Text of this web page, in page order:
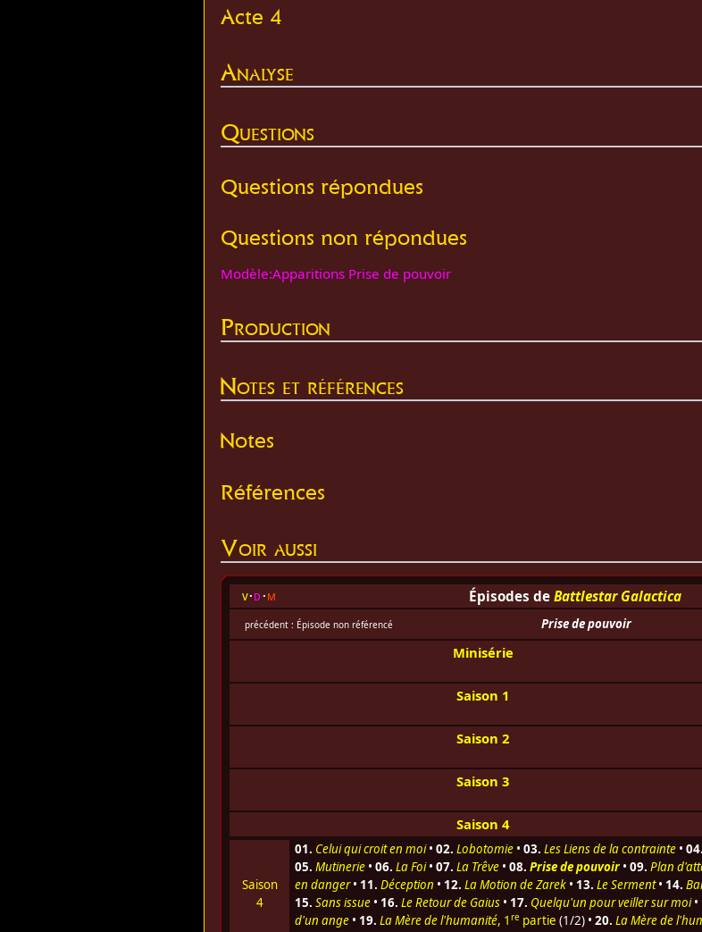
Acte 4
Analyse
Questions
Questions répondues
Questions non répondues
Modèle:Apparitions Prise de pouvoir
Production
Notes et références
Notes
Références
Voir aussi
v d m Épisodes de Battlestar Galactica
précédent : Épisode non référencé Prise de pouvoir
Minisérie
Saison 1
Saison 2
Saison 3
Saison 4
Saison
4
01. Celui qui croit en moi• 02. Lobotomie• 03. Les Liens de la contrainte• 04.
05. Mutinerie• 06. La Foi• 07. La Trêve• 08. Prise de pouvoir• 09. Plan
en danger• 11. Déception • 12. La Motion de Zarek• 13. Le Serment• 14.
15. Sans issue• 16. Le Retour de Gaius• 17. Quelqu'un pour veiller sur moi•
d'un ange• 19. La Mère de l'humanité, 1 repartie (1/2) • 20. La Mère de